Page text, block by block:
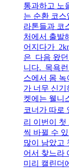
통과하고 노
는 순환 코
라톤들과 코
처에서 출발
어지다가
은 다음 왔
니다. 목욕
스에서 몸
가 너무 신
켓에는 웰니
코너가 따로
리 이번이
씩 바뀔 수
많이 남았고
어서 찾느라
미리 캘린더